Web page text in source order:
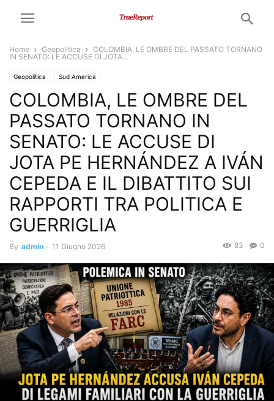
Home Geopolitica
COLOMBIA, LE OMBRE DEL PASSATO TORNANO
IN SENATO: LE ACCUSE DI JOTA...
Geopolitica Sud America
COLOMBIA, LE OMBRE DEL
PASSATO TORNANO IN
SENATO: LE ACCUSE DI
JOTA PE HERNÁNDEZ A IVÁN
CEPEDA E IL DIBATTITO SUI
RAPPORTI TRA POLITICA E
GUERRIGLIA
By admin - 11 Giugno 2026 0
83